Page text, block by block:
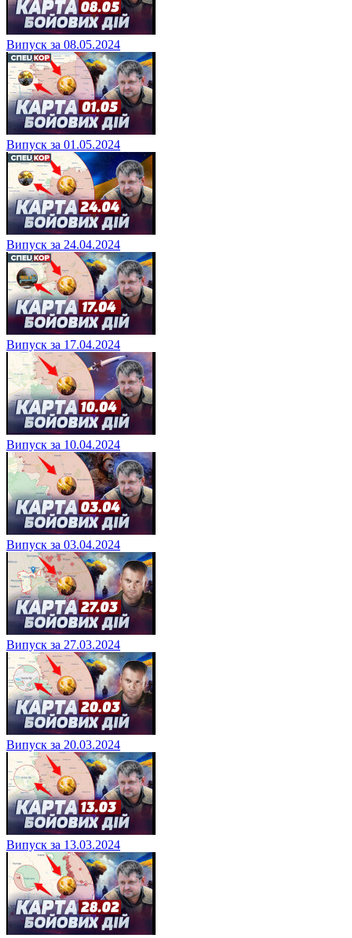
Випуск за 08.05.2024
Випуск за 01.05.2024
Випуск за 24.04.2024
Випуск за 17.04.2024
Випуск за 10.04.2024
Випуск за 03.04.2024
Випуск за 27.03.2024
Випуск за 20.03.2024
Випуск за 13.03.2024